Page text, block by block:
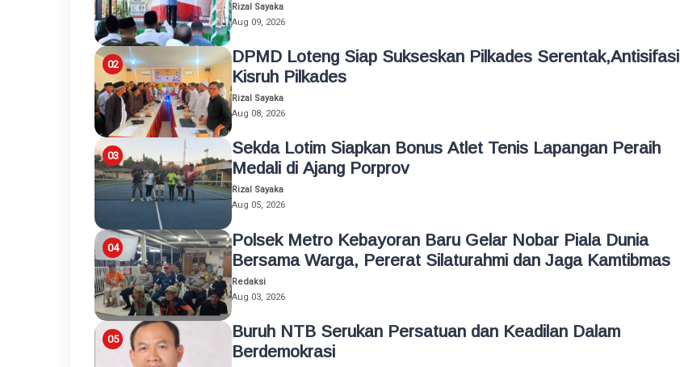
Rizal Sayaka
Aug 09, 2026
DPMD Loteng Siap Sukseskan Pilkades Serentak,Antisifasi
Kisruh Pilkades
Rizal Sayaka
Aug 08, 2026
Sekda Lotim Siapkan Bonus Atlet Tenis Lapangan Peraih
Medali di Ajang Porprov
Rizal Sayaka
Aug 05, 2026
Polsek Metro Kebayoran Baru Gelar Nobar Piala Dunia
Bersama Warga, Pererat Silaturahmi dan Jaga Kamtibmas
Redaksi
Aug 03, 2026
Buruh NTB Serukan Persatuan dan Keadilan Dalam
Berdemokrasi